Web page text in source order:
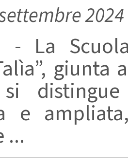
2024
- La
e
...